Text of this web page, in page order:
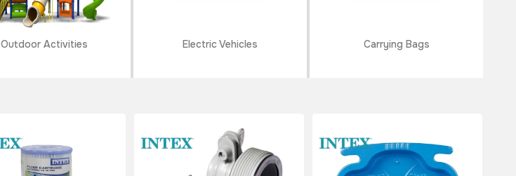
Outdoor Activities Electric Vehicles Carrying Bags